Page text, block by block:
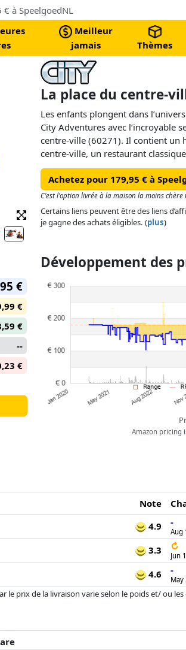
à SpeelgoedNL
Meilleur
jamais
Thèmes
La place du centre-
Les enfants plongent dans
City Adventures avec l’incroyable
centre-ville (60271). Il contient un
centre-ville, un restaurant
véhicules fascinants, dont la
moto de Snake Rattler et le
Hubbs. Avec 14 figurines, dont
série télévisée LEGO City, le décor
jeu.
Achetez pour 179,95 € à
C'est l'option livrée à la maison la moins chère
Certains liens peuvent être des liens
je gagne des achats éligibles. (plus)
€
€
€
--
€
Développement des
Amazon pricing
Note
4.9 -
Aug
3.3 ↻
Jun
4.6 -
May
le prix de la livraison varie selon le poids et/ ou
historiques peuvent influencer l'ordre.